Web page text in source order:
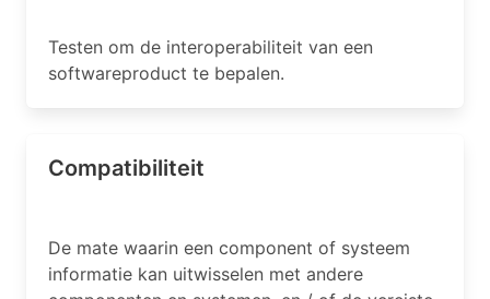
Testen om de interoperabiliteit van een
softwareproduct te bepalen.
Compatibiliteit
De mate waarin een component of systeem
informatie kan uitwisselen met andere